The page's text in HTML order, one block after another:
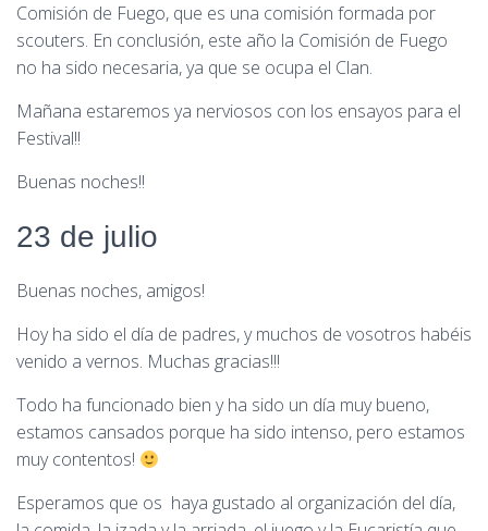
Comisión de Fuego, que es una comisión formada por
scouters. En conclusión, este año la Comisión de Fuego
no ha sido necesaria, ya que se ocupa el Clan.
Mañana estaremos ya nerviosos con los ensayos para el
Festival!!
Buenas noches!!
23 de julio
Buenas noches, amigos!
Hoy ha sido el día de padres, y muchos de vosotros habéis
venido a vernos. Muchas gracias!!!
Todo ha funcionado bien y ha sido un día muy bueno,
estamos cansados porque ha sido intenso, pero estamos
muy contentos!
Esperamos que os haya gustado al organización del día,